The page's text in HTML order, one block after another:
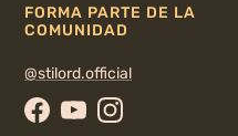
FORMA PARTE DE LA
COMUNIDAD
@stilord.official
Facebook
YouTubeInstagram